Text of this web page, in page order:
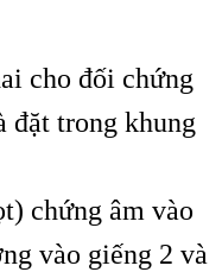
cho đối chứng
đặt trong khung
chứng âm vào
vào giếng 2 và